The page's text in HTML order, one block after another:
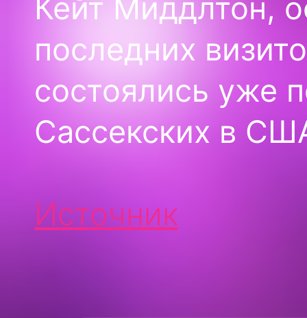
Кейт Миддлтон,
последних
состоялись уже
Сассекских в
Источник